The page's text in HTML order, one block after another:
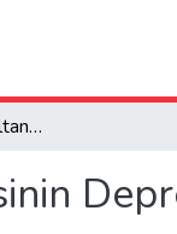
Edirnekapı Mihrimah Sultan Camii Minaresinin Deprem Davranışı